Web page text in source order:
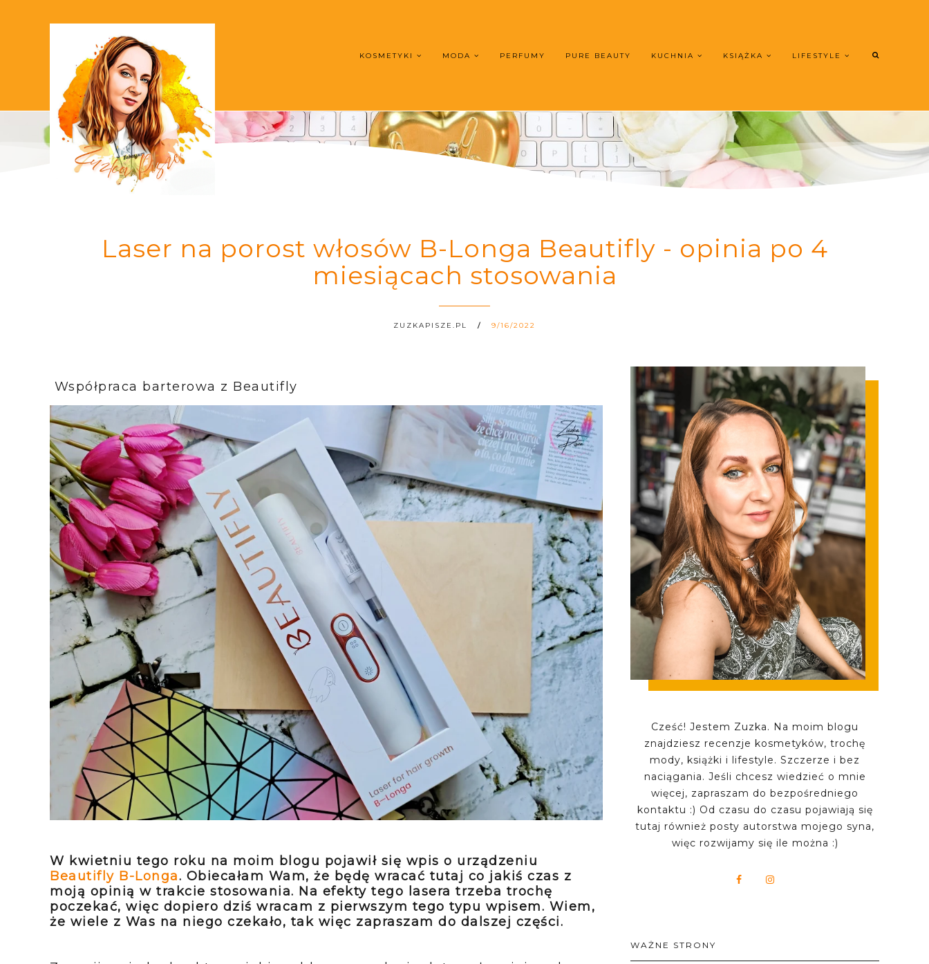
KOSMETYKI MODA PERFUMY PURE BEAUTY KUCHNIA KSIĄŻKA LIFESTYLE
Laser na porost włosów B-Longa Beautifly - opinia po 4
miesiącach stosowania
ZUZKAPISZE.PL 9/16/2022
Współpraca barterowa z Beautifly
W kwietniu tego roku na moim blogu pojawił się wpis o urządzeniu
Beautifly B-Longa. Obiecałam Wam, że będę wracać tutaj co jakiś czas z
moją opinią w trakcie stosowania. Na efekty tego lasera trzeba trochę
poczekać, więc dopiero dziś wracam z pierwszym tego typu wpisem. Wiem,
że wiele z Was na niego czekało, tak więc zapraszam do dalszej części.
Cześć! Jestem Zuzka. Na moim blogu
znajdziesz recenzje kosmetyków, trochę
mody, książki i lifestyle. Szczerze i bez
naciągania. Jeśli chcesz wiedzieć o mnie
więcej, zapraszam do bezpośredniego
kontaktu :) Od czasu do czasu pojawiają się
tutaj również posty autorstwa mojego syna,
więc rozwijamy się ile można :)
WAŻNE STRONY